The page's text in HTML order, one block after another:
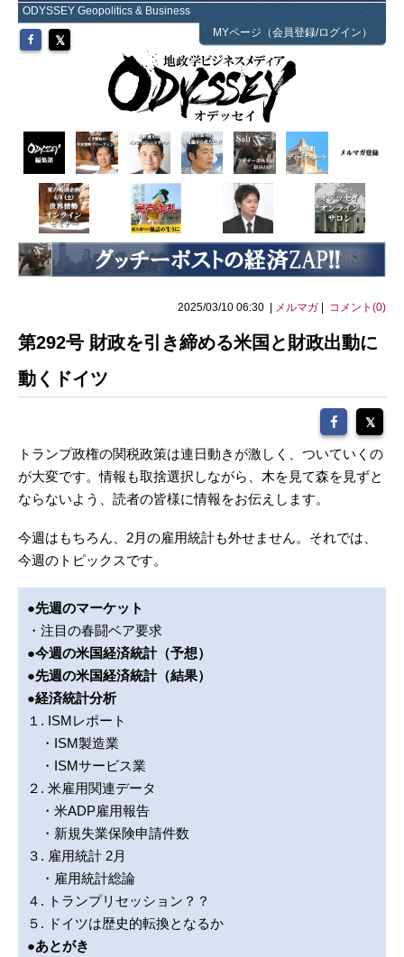
ODYSSEY Geopolitics & Business
MYページ（会員登録/ログイン）
2025/03/10 06:30 | メルマガ コメント(0)
第292号 財政を引き締める米国と財政出動に
動くドイツ
トランプ政権の関税政策は連日動きが激しく、ついていくの
が大変です。情報も取捨選択しながら、木を見て森を見ずと
ならないよう、読者の皆様に情報をお伝えします。
今週はもちろん、2月の雇用統計も外せません。それでは、
今週のトピックスです。
●先週のマーケット
・注目の春闘ベア要求
●今週の米国経済統計（予想）
●先週の米国経済統計（結果）
●経済統計分析
１. ISMレポート
・ISM製造業
・ISMサービス業
２. 米雇用関連データ
・米ADP雇用報告
・新規失業保険申請件数
３. 雇用統計 2月
・雇用統計総論
４. トランプリセッション？？
５. ドイツは歴史的転換となるか
●あとがき